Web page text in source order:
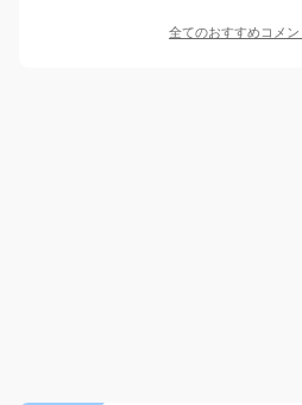
全てのおすすめコメン